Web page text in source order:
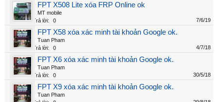
FPT X508 Lite xóa FRP Online ok
MT mobile
Trả lời:
0 7/6/19
FPT X58 xóa xác minh tài khoản Google ok.
Tuan Pham
Trả lời:
0 4/7/18
FPT X6 xóa xác minh tài khoản Google ok.
Tuan Pham
Trả lời:
0 30/5/18
FPT X9 xóa xác minh tài khoản Google ok.
Tuan Pham